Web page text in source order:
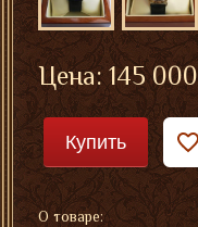
Цена: 145 000
Купить
О товаре: